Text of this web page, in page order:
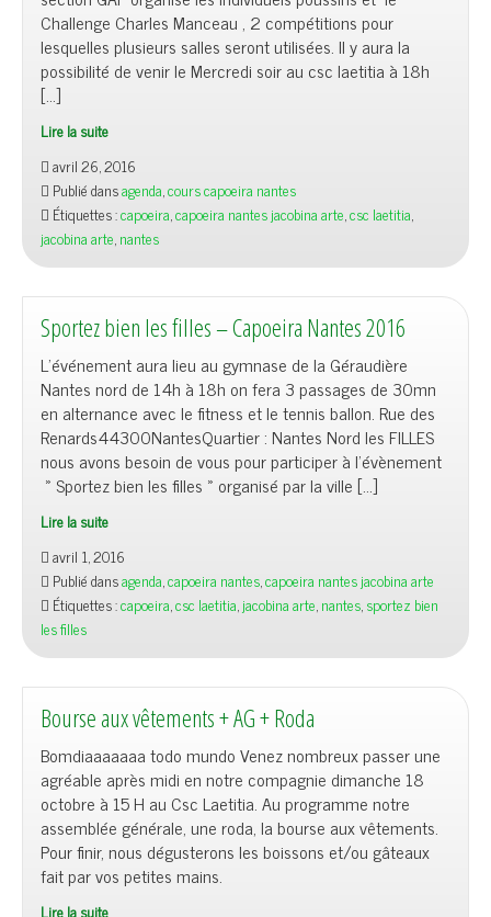
Challenge Charles Manceau , 2 compétitions pour
lesquelles plusieurs salles seront utilisées. Il y aura la
possibilité de venir le Mercredi soir au csc laetitia à 18h
[…]
Lire la suite
avril 26, 2016
Publié dansagenda,cours capoeira nantes
Étiquettes :capoeira,capoeira nantes jacobina arte,csc laetitia,
jacobina arte,nantes
Sportez bien les filles – Capoeira Nantes 2016
L’événement aura lieu au gymnase de la Géraudière
Nantes nord de 14h à 18h on fera 3 passages de 30mn
en alternance avec le fitness et le tennis ballon. Rue des
Renards44300NantesQuartier : Nantes Nord les FILLES
nous avons besoin de vous pour participer à l’évènement
» Sportez bien les filles » organisé par la ville […]
Lire la suite
avril 1, 2016
Publié dansagenda,capoeira nantes,capoeira nantes jacobina arte
Étiquettes :capoeira,csc laetitia,jacobina arte,nantes,sportez bien
les filles
Bourse aux vêtements + AG + Roda
Bomdiaaaaaaa todo mundo Venez nombreux passer une
agréable après midi en notre compagnie dimanche 18
octobre à 15 H au Csc Laetitia. Au programme notre
assemblée générale, une roda, la bourse aux vêtements.
Pour finir, nous dégusterons les boissons et/ou gâteaux
fait par vos petites mains.
Lire la suite